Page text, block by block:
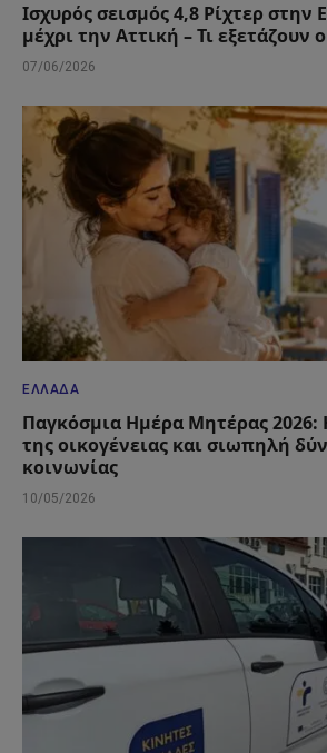
Ισχυρός σεισμός 4,8 Ρίχτερ στην
μέχρι την Αττική – Τι εξετάζουν
07/06/2026
ΕΛΛΆΔΑ
Παγκόσμια Ημέρα Μητέρας 2026:
της οικογένειας και σιωπηλή
κοινωνίας
10/05/2026